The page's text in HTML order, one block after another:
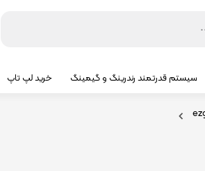
سیستم قدرتمند رندرینگ و گیمینگ خرید لپ تاپ